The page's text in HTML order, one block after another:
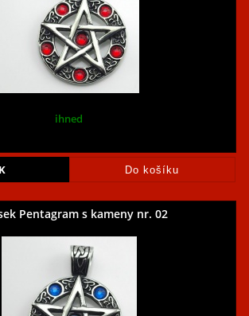
ihned
Pentagram s kameny nr. 02